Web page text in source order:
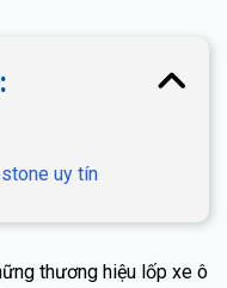
uy tín
thương hiệu lốp xe ô